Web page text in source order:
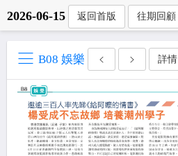
2026-06-15 返回首版 往期回顧
B08 娛樂 詳情